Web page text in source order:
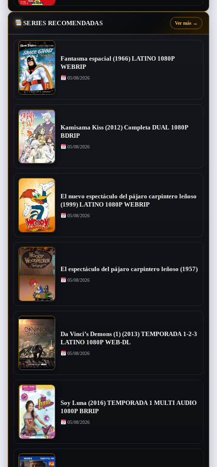
SERIES RECOMENDADAS Ver más →
Fantasma espacial (1966) LATINO 1080P
WEBRIP
05/08/2026
Kamisama Kiss (2012) Completa DUAL 1080P
BDRIP
05/08/2026
El nuevo espectáculo del pájaro carpintero leñoso
(1999) LATINO 1080P WEBRIP
05/08/2026
El espectáculo del pájaro carpintero leñoso (1957)
05/08/2026
Da Vinci’s Demons (1) (2013) TEMPORADA 1-2-3
LATINO 1080P WEB-DL
05/08/2026
Soy Luna (2016) TEMPORADA 1 MULTI AUDIO
1080P BRRIP
05/08/2026